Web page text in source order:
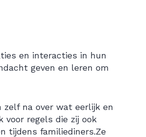
en interacties in hun
geven en leren om
zelf na over wat eerlijk en
voor regels die zij ook
tijdens familiediners.Ze